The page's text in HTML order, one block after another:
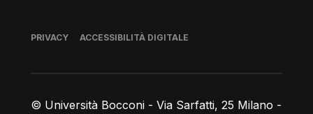
© Università Bocconi - Via Sarfatti, 25 Milano -
Piè di pagina
PRIVACY ACCESSIBILITÀ DIGITALE